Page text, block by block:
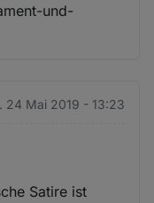
und-
24 Mai 2019 - 13:23
Satire ist